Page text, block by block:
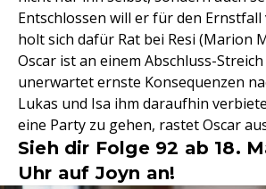
Entschlossen will er für den
holt sich dafür Rat bei Resi (Marion
Oscar ist an einem Abschluss-
unerwartet ernste Konsequenzen
Lukas und Isa ihm daraufhin
eine Party zu gehen, rastet Oscar
Sieh dir Folge 92 ab 18.
Uhr auf Joyn an!